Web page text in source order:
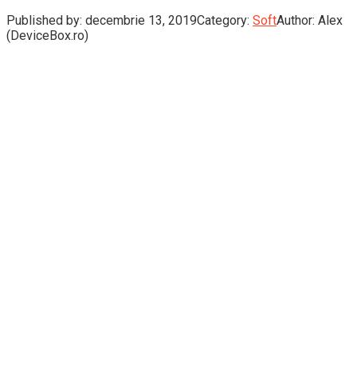
Published by: decembrie 13, 2019Category: SoftAuthor: Alex
(DeviceBox.ro)